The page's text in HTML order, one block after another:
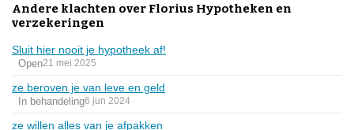
Andere klachten over Florius Hypotheken en
verzekeringen
Sluit hier nooit je hypotheek af!
Open21 mei 2025
ze beroven je van leve en geld
In behandeling6 jun 2024
ze willen alles van je afpakken